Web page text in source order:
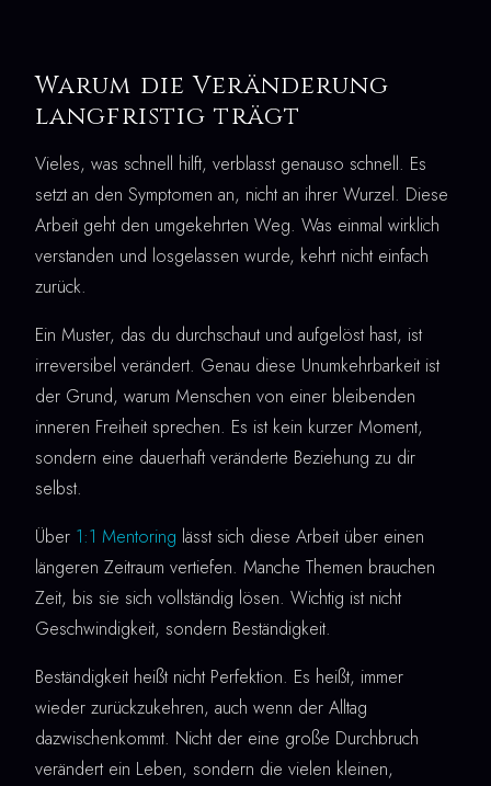
Warum die Veränderung
langfristig trägt
Vieles, was schnell hilft, verblasst genauso schnell. Es
setzt an den Symptomen an, nicht an ihrer Wurzel. Diese
Arbeit geht den umgekehrten Weg. Was einmal wirklich
verstanden und losgelassen wurde, kehrt nicht einfach
zurück.
Ein Muster, das du durchschaut und aufgelöst hast, ist
irreversibel verändert. Genau diese Unumkehrbarkeit ist
der Grund, warum Menschen von einer bleibenden
inneren Freiheit sprechen. Es ist kein kurzer Moment,
sondern eine dauerhaft veränderte Beziehung zu dir
selbst.
Über 1:1 Mentoring lässt sich diese Arbeit über einen
längeren Zeitraum vertiefen. Manche Themen brauchen
Zeit, bis sie sich vollständig lösen. Wichtig ist nicht
Geschwindigkeit, sondern Beständigkeit.
Beständigkeit heißt nicht Perfektion. Es heißt, immer
wieder zurückzukehren, auch wenn der Alltag
dazwischenkommt. Nicht der eine große Durchbruch
verändert ein Leben, sondern die vielen kleinen,